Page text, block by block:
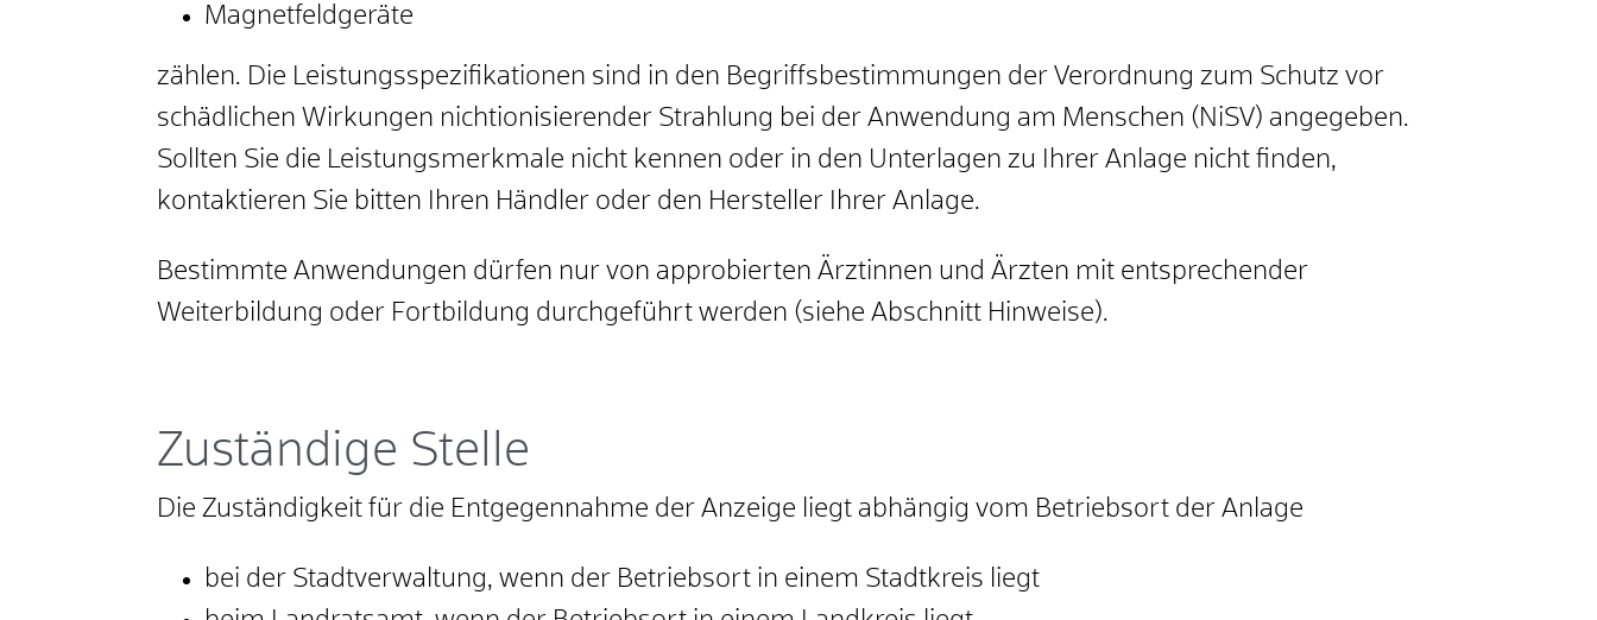
Magnetfeldgeräte
zählen. Die Leistungsspezifikationen sind in den Begriffsbestimmungen der Verordnung zum Schutz vor
schädlichen Wirkungen nichtionisierender Strahlung bei der Anwendung am Menschen (NiSV) angegeben.
Sollten Sie die Leistungsmerkmale nicht kennen oder in den Unterlagen zu Ihrer Anlage nicht finden,
kontaktieren Sie bitten Ihren Händler oder den Hersteller Ihrer Anlage.
Bestimmte Anwendungen dürfen nur von approbierten Ärztinnen und Ärzten mit entsprechender
Weiterbildung oder Fortbildung durchgeführt werden (siehe Abschnitt Hinweise).
Zuständige Stelle
Die Zuständigkeit für die Entgegennahme der Anzeige liegt abhängig vom Betriebsort der Anlage
bei der Stadtverwaltung, wenn der Betriebsort in einem Stadtkreis liegt